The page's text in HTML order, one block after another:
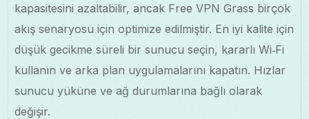
kapasitesini azaltabilir, ancak Free VPN Grass birçok
akış senaryosu için optimize edilmiştir. En iyi kalite için
düşük gecikme süreli bir sunucu seçin, kararlı Wi‑Fi
kullanın ve arka plan uygulamalarını kapatın. Hızlar
sunucu yüküne ve ağ durumlarına bağlı olarak
değişir.